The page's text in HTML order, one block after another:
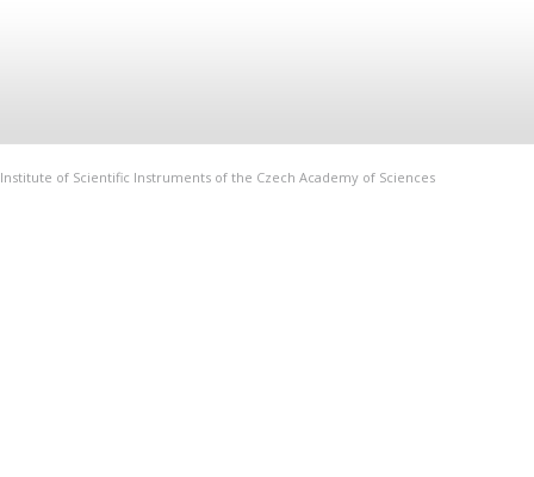
Institute of Scientific Instruments of the Czech Academy of Sciences